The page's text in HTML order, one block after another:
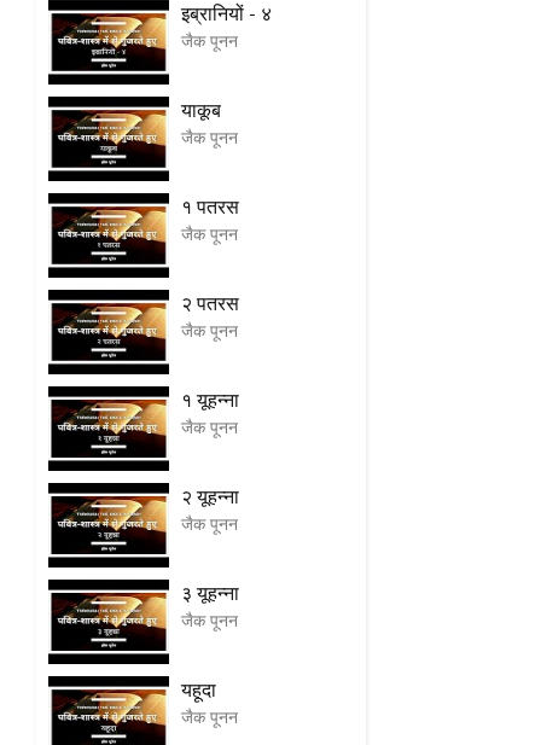
इब्रानियों - ४
जैक पूनन
याकूब
जैक पूनन
१ पतरस
जैक पूनन
२ पतरस
जैक पूनन
१ यूहन्ना
जैक पूनन
२ यूहन्ना
जैक पूनन
३ यूहन्ना
जैक पूनन
यहूदा
जैक पूनन